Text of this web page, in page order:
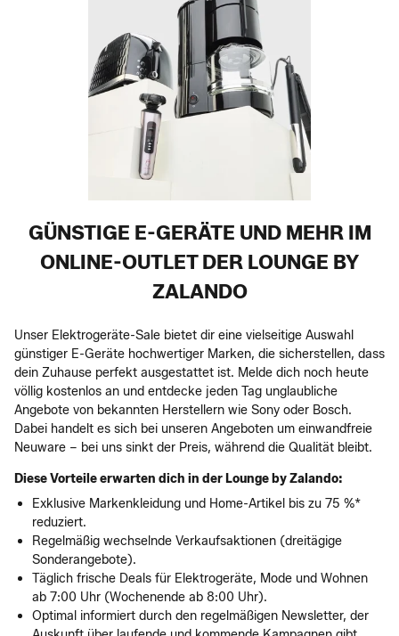
GÜNSTIGE E-GERÄTE UND MEHR IM
ONLINE-OUTLET DER LOUNGE BY
ZALANDO
Unser Elektrogeräte-Sale bietet dir eine vielseitige Auswahl
günstiger E-Geräte hochwertiger Marken, die sicherstellen, dass
dein Zuhause perfekt ausgestattet ist. Melde dich noch heute
völlig kostenlos an und entdecke jeden Tag unglaubliche
Angebote von bekannten Herstellern wie Sony oder Bosch.
Dabei handelt es sich bei unseren Angeboten um einwandfreie
Neuware – bei uns sinkt der Preis, während die Qualität bleibt.
Diese Vorteile erwarten dich in der Lounge by Zalando:
Exklusive Markenkleidung und Home-Artikel bis zu 75 %*
reduziert.
Regelmäßig wechselnde Verkaufsaktionen (dreitägige
Sonderangebote).
Täglich frische Deals für Elektrogeräte, Mode und Wohnen
ab 7:00 Uhr (Wochenende ab 8:00 Uhr).
Optimal informiert durch den regelmäßigen Newsletter, der